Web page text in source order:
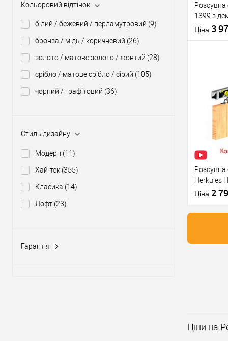
Кольоровий відтінок
білий / бежевий / перламутровий (9)
бронза / мідь / коричневий (26)
золото / матове золото / жовтий (28)
срібло / матове срібло / сірий (105)
чорний / графітовий (36)
Стиль дизайну
Модерн (11)
Хай-тек (355)
Класика (14)
Лофт (23)
Гарантія
Країна
Статус
Довжина
Розсувна
1399 з
м на 1
Ціна 3
У
Виробник
Тип товару
Матеріал
розсувної
системи
Розсувна
Herkules
1
Ціна 2
Тип товару
Ціни на